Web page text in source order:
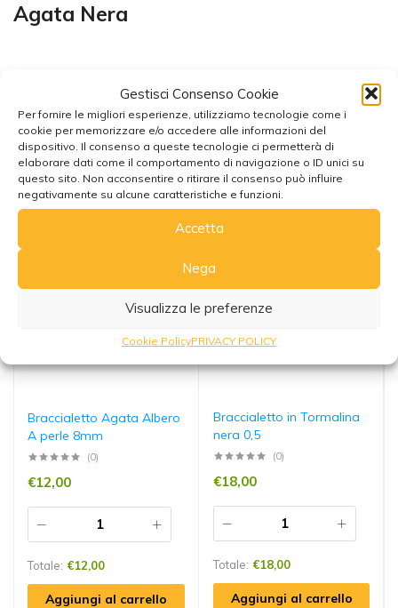
Gestisci Consenso Cookie
Per fornire le migliori esperienze, utilizziamo tecnologie come i
cookie per memorizzare e/o accedere alle informazioni del
dispositivo. Il consenso a queste tecnologie ci permetterà di
elaborare dati come il comportamento di navigazione o ID unici su
questo sito. Non acconsentire o ritirare il consenso può influire
negativamente su alcune caratteristiche e funzioni.
Accetta
Nega
Visualizza le preferenze
Cookie PolicyPRIVACY POLICY
Agata Nera
Potrebbe interessarti anche
Braccialetto Agata Albero
A perle 8mm
(0)
€12,00
Totale: €12,00
Aggiungi al carrello
Braccialetto in Tormalina
nera 0,5
(0)
€18,00
Totale: €18,00
Aggiungi al carrello